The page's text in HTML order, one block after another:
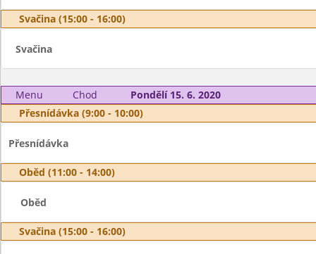
Svačina (15:00 - 16:00)
Svačina
Menu Chod
Pondělí 15. 6. 2020
Přesnídávka (9:00 - 10:00)
Přesnídávka
Oběd (11:00 - 14:00)
Oběd
Svačina (15:00 - 16:00)